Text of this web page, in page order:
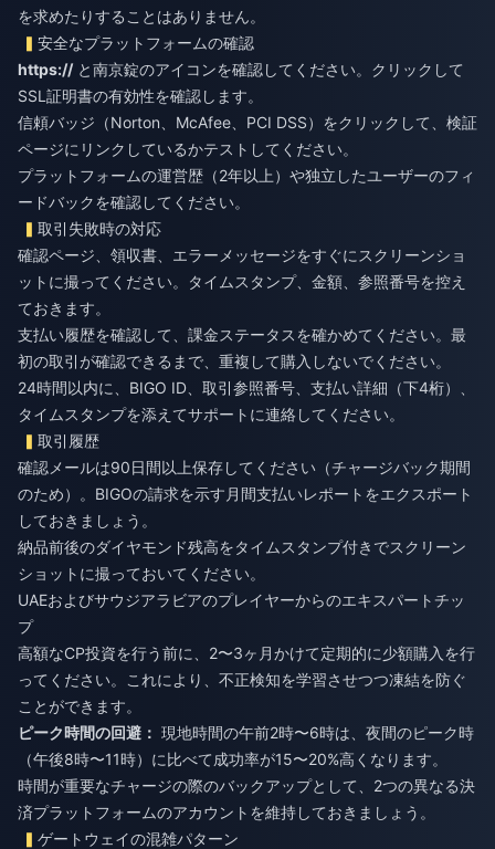
を求めたりすることはありません。
安全なプラットフォームの確認
https://と南京錠のアイコンを確認してください。クリックして
SSL証明書の有効性を確認します。
信頼バッジ（Norton、McAfee、PCI DSS）をクリックして、検証
ページにリンクしているかテストしてください。
プラットフォームの運営歴（2年以上）や独立したユーザーのフィ
ードバックを確認してください。
取引失敗時の対応
確認ページ、領収書、エラーメッセージをすぐにスクリーンショ
ットに撮ってください。タイムスタンプ、金額、参照番号を控え
ておきます。
支払い履歴を確認して、課金ステータスを確かめてください。最
初の取引が確認できるまで、重複して購入しないでください。
24時間以内に、BIGO ID、取引参照番号、支払い詳細（下4桁）、
タイムスタンプを添えてサポートに連絡してください。
取引履歴
確認メールは90日間以上保存してください（チャージバック期間
のため）。BIGOの請求を示す月間支払いレポートをエクスポート
しておきましょう。
納品前後のダイヤモンド残高をタイムスタンプ付きでスクリーン
ショットに撮っておいてください。
UAEおよびサウジアラビアのプレイヤーからのエキスパートチッ
プ
高額なCP投資を行う前に、2〜3ヶ月かけて定期的に少額購入を行
ってください。これにより、不正検知を学習させつつ凍結を防ぐ
ことができます。
ピーク時間の回避： 現地時間の午前2時〜6時は、夜間のピーク時
（午後8時〜11時）に比べて成功率が15〜20%高くなります。
時間が重要なチャージの際のバックアップとして、2つの異なる決
済プラットフォームのアカウントを維持しておきましょう。
ゲートウェイの混雑パターン